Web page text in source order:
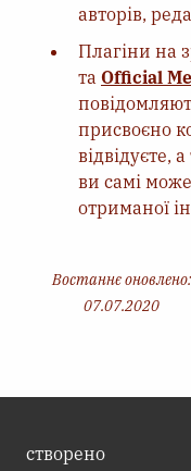
авторів,
Плагіни на
та Official
присвоєно
відвідуєте,
ви самі
отриманої
Востаннє оновлено:
07.07.2020
створено